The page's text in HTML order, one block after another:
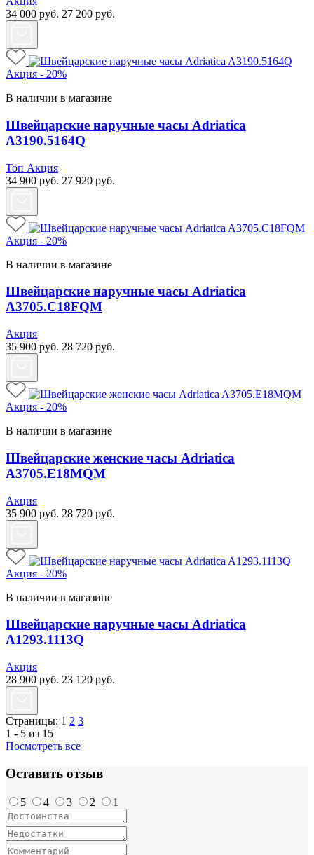
34 000 руб. 27 200 руб.
Акция - 20%
В наличии в магазине
Швейцарские наручные часы Adriatica
A3190.5164Q
Топ Акция
34 900 руб. 27 920 руб.
Акция - 20%
В наличии в магазине
Швейцарские наручные часы Adriatica
A3705.C18FQM
Акция
35 900 руб. 28 720 руб.
Акция - 20%
В наличии в магазине
Швейцарские женские часы Adriatica
A3705.E18MQM
Акция
35 900 руб. 28 720 руб.
Акция - 20%
В наличии в магазине
Швейцарские наручные часы Adriatica
A1293.1113Q
Акция
28 900 руб. 23 120 руб.
Страницы: 1 2 3
1 - 5 из 15
Посмотреть все
Оставить отзыв
5 4 3 2 1